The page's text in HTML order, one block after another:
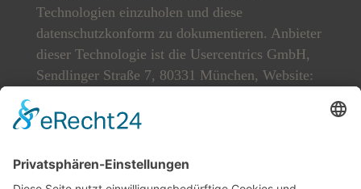
Technologien einzuholen und diese
datenschutzkonform zu dokumentieren. Anbieter
dieser Technologie ist die Usercentrics GmbH,
Sendlinger Straße 7, 80331 München, Website:
„Usercentrics“).
folgende personenbezogene Daten an
Usercentrics übertragen: